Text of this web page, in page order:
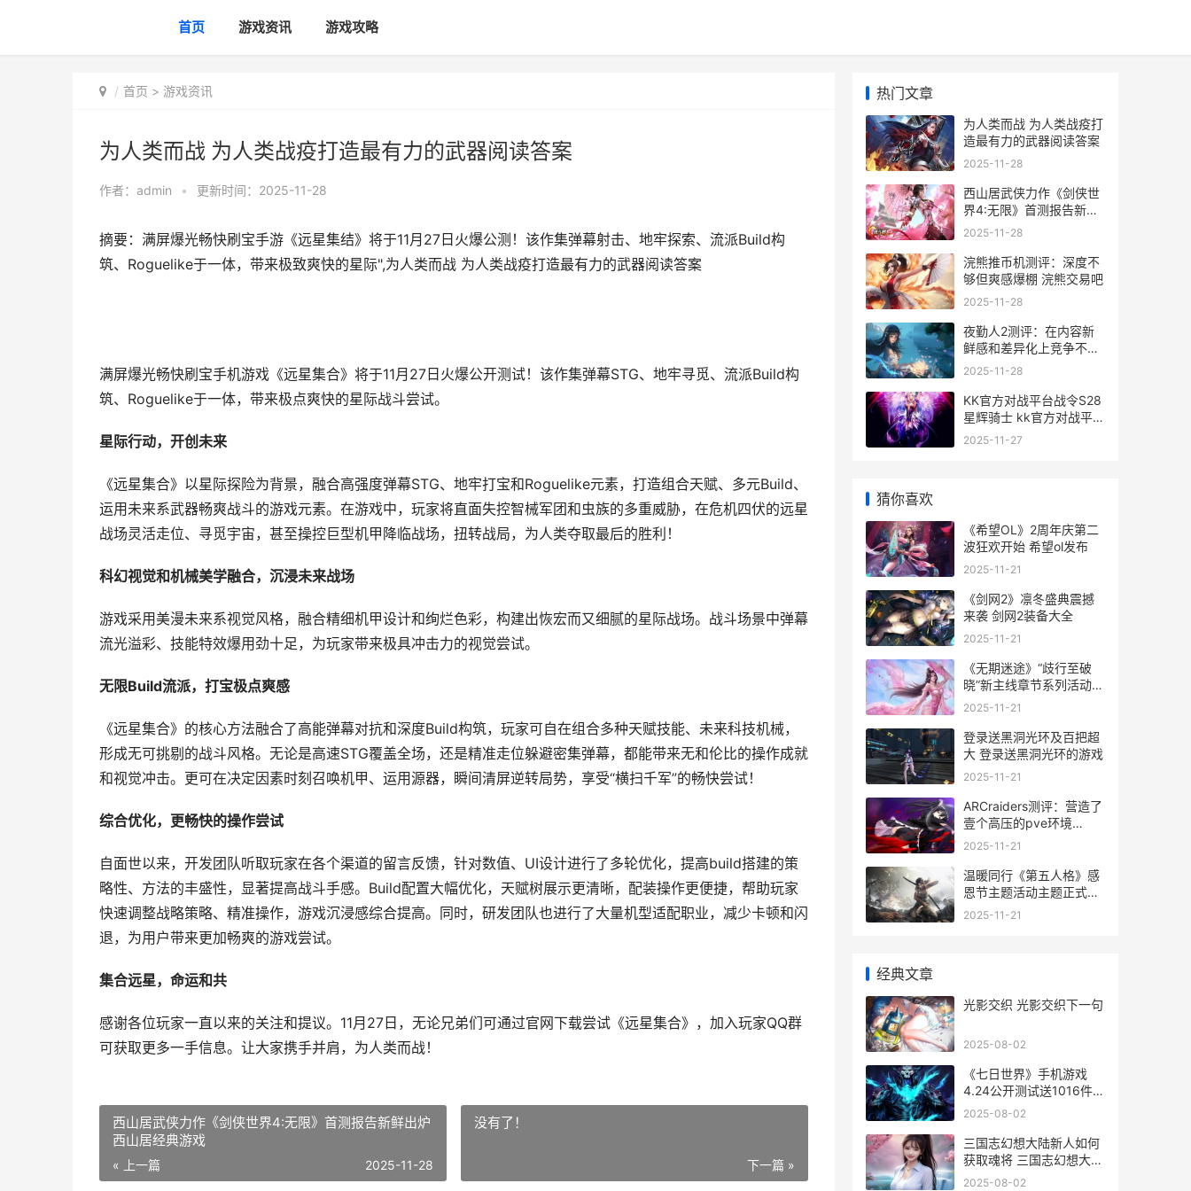
首页 游戏资讯 游戏攻略
首页 > 游戏资讯
为人类而战 为人类战疫打造最有力的武器阅读答案
作者： admin • 更新时间：2025-11-28
摘要：满屏爆光畅快刷宝手游《远星集结》将于11月27日火爆公测！该作集弹幕射击、地牢探索、流派Build构
筑、Roguelike于一体，带来极致爽快的星际",为人类而战 为人类战疫打造最有力的武器阅读答案
满屏爆光畅快刷宝手机游戏《远星集合》将于11月27日火爆公开测试！该作集弹幕STG、地牢寻觅、流派Build构
筑、Roguelike于一体，带来极点爽快的星际战斗尝试。
星际行动，开创未来
《远星集合》以星际探险为背景，融合高强度弹幕STG、地牢打宝和Roguelike元素，打造组合天赋、多元Build、
运用未来系武器畅爽战斗的游戏元素。在游戏中，玩家将直面失控智械军团和虫族的多重威胁，在危机四伏的远星
战场灵活走位、寻觅宇宙，甚至操控巨型机甲降临战场，扭转战局，为人类夺取最后的胜利！
科幻视觉和机械美学融合，沉浸未来战场
游戏采用美漫未来系视觉风格，融合精细机甲设计和绚烂色彩，构建出恢宏而又细腻的星际战场。战斗场景中弹幕
流光溢彩、技能特效爆用劲十足，为玩家带来极具冲击力的视觉尝试。
无限Build流派，打宝极点爽感
《远星集合》的核心方法融合了高能弹幕对抗和深度Build构筑，玩家可自在组合多种天赋技能、未来科技机械，
形成无可挑剔的战斗风格。无论是高速STG覆盖全场，还是精准走位躲避密集弹幕，都能带来无和伦比的操作成就
和视觉冲击。更可在决定因素时刻召唤机甲、运用源器，瞬间清屏逆转局势，享受“横扫千军”的畅快尝试！
综合优化，更畅快的操作尝试
自面世以来，开发团队听取玩家在各个渠道的留言反馈，针对数值、UI设计进行了多轮优化，提高build搭建的策
略性、方法的丰盛性，显著提高战斗手感。Build配置大幅优化，天赋树展示更清晰，配装操作更便捷，帮助玩家
快速调整战略策略、精准操作，游戏沉浸感综合提高。同时，研发团队也进行了大量机型适配职业，减少卡顿和闪
退，为用户带来更加畅爽的游戏尝试。
集合远星，命运和共
感谢各位玩家一直以来的关注和提议。11月27日，无论兄弟们可通过官网下载尝试《远星集合》，加入玩家QQ群
可获取更多一手信息。让大家携手并肩，为人类而战！
西山居武侠力作《剑侠世界4:无限》首测报告新鲜出炉
西山居经典游戏
« 上一篇 2025-11-28
没有了！
下一篇 »
热门文章
为人类而战 为人类战疫打
造最有力的武器阅读答案
2025-11-28
西山居武侠力作《剑侠世
界4:无限》首测报告新鲜
出炉 西山居经典游戏
2025-11-28
浣熊推币机测评：深度不
够但爽感爆棚 浣熊交易吧
2025-11-28
夜勤人2测评：在内容新
鲜感和差异化上竞争不足
夜勤人值得买吗
2025-11-28
KK官方对战平台战令S28
星辉骑士 kk官方对战平台
gg全能王挑战赛启幕
2025-11-27
猜你喜欢
《希望OL》2周年庆第二
波狂欢开始 希望ol发布
2025-11-21
《剑网2》凛冬盛典震撼
来袭 剑网2装备大全
2025-11-21
《无期迷途》“歧行至破
晓”新主线章节系列活动主
题今天开始 《无期迷途》
2025-11-21
登录送黑洞光环及百把超
大 登录送黑洞光环的游戏
2025-11-21
ARCraiders测评：营造了
壹个高压的pve环境
arscy测评
2025-11-21
温暖同行《第五人格》感
恩节主题活动主题正式上
线 温暖同行图片
2025-11-21
经典文章
光影交织 光影交织下一句
2025-08-02
《七日世界》手机游戏
4.24公开测试送1016件外
观奖励 七日世界手游官服
2025-08-02
三国志幻想大陆新人如何
获取魂将 三国志幻想大陆
是什么类型的游戏
2025-08-02